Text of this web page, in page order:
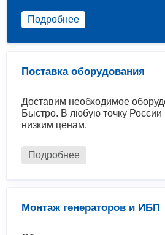
Поставка оборудования
Доставим необходимое
Быстро. В любую точку
низким ценам.
Подробнее
Монтаж генераторов и ИБП
Подробнее